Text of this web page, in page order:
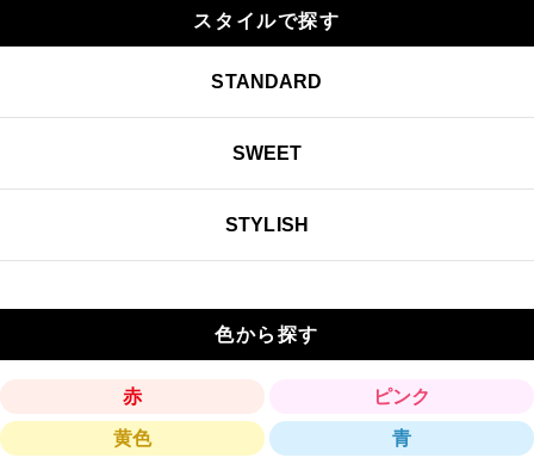
スタイルで探す
STANDARD
SWEET
STYLISH
色から探す
赤 ピンク
黄色 青